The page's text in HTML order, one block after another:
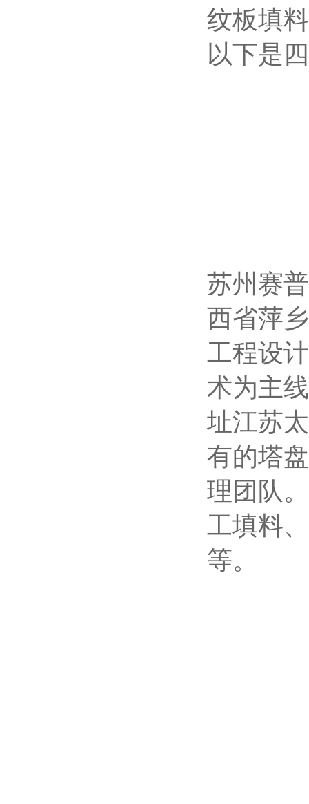
纹板填
以下是
苏州赛
西省萍
工程设
术为主
址江苏
有的塔
理团队
工填料
等。